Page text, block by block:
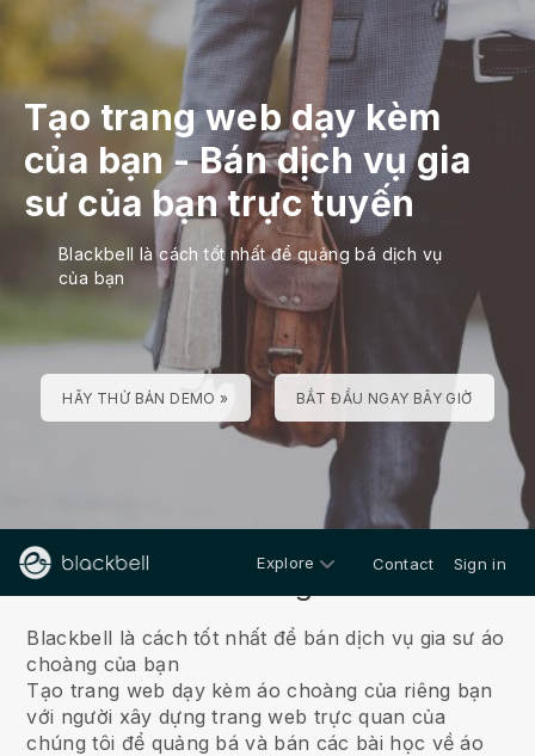
Tạo trang web dạy kèm
của bạn-Bán dịch vụ gia
sư của bạn trực tuyến
Blackbell là cách tốt nhất để quảng bá dịch vụ
của bạn
HÃY THỬ BẢN DEMO » BẮT ĐẦU NGAY BÂY GIỜ
Explore Contact Sign in
Blackbell là cách tốt nhất để bán dịch vụ gia sư áo
choàng của bạn
Tạo trang web dạy kèm áo choàng của riêng bạn
với người xây dựng trang web trực quan của
chúng tôi để quảng bá và bán các bài học về áo